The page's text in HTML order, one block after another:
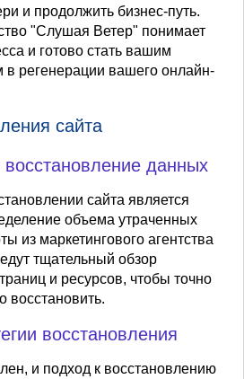
и продолжить бизнес-путь.
"Слушая Ветер" понимает
и готово стать вашим
регенерации вашего онлайн-
сайта
данных
сайта является
объема утраченных
из маркетингового агентства
тщательный обзор
и ресурсов, чтобы точно
восстановить.
восстановления
и подход к восстановлению